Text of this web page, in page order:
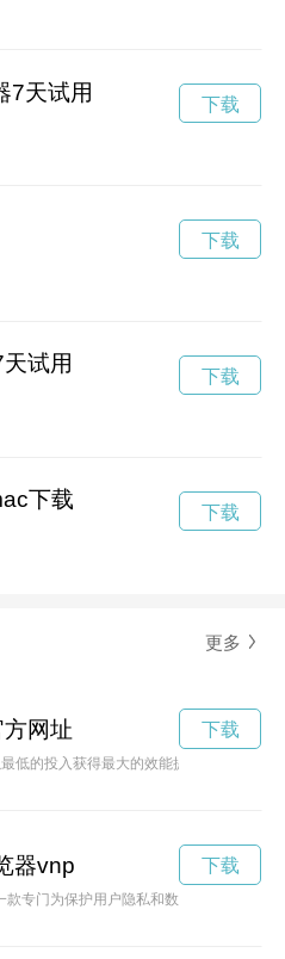
7天试用 下载
下载
试用 下载
下载 下载
更多
网址
低的投入获得最大的效能提升的方法。
下载
器vnp
款专门为保护用户隐私和数据安全而设计
下载